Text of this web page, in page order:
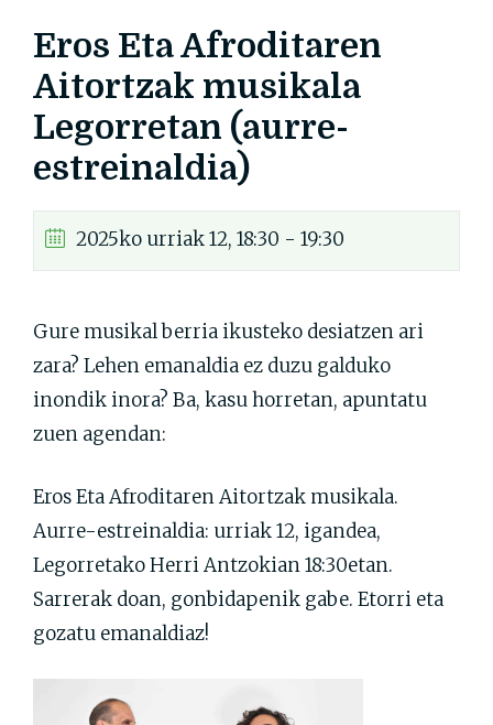
Eros Eta Afroditaren
Aitortzak musikala
Legorretan (aurre-
estreinaldia)
2025ko urriak 12, 18:30 - 19:30
Gure musikal berria ikusteko desiatzen ari
zara? Lehen emanaldia ez duzu galduko
inondik inora? Ba, kasu horretan, apuntatu
zuen agendan:
Eros Eta Afroditaren Aitortzak musikala.
Aurre-estreinaldia: urriak 12, igandea,
Legorretako Herri Antzokian 18:30etan.
Sarrerak doan, gonbidapenik gabe. Etorri eta
gozatu emanaldiaz!